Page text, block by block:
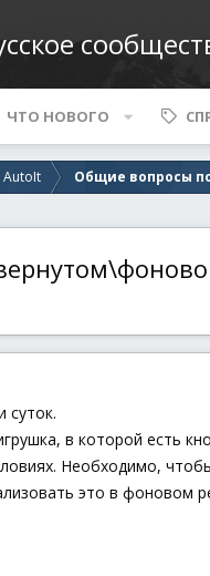
ЧТО НОВОГО
Общие вопросы
суток.
в которой есть
Необходимо,
это в фоновом